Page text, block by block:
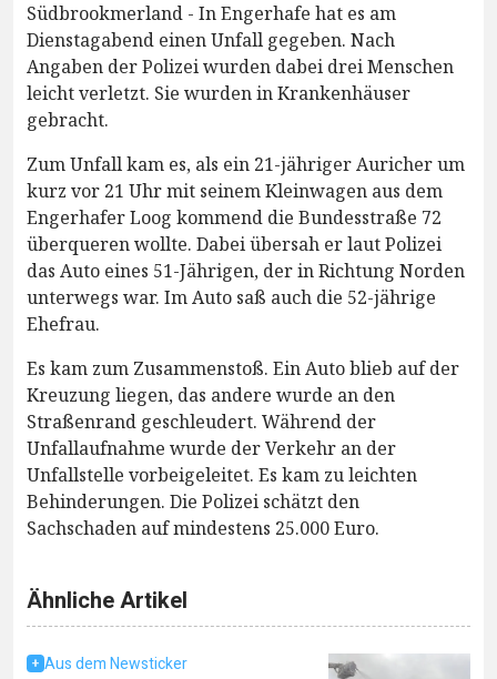
Südbrookmerland - In Engerhafe hat es am
Dienstagabend einen Unfall gegeben. Nach
Angaben der Polizei wurden dabei drei Menschen
leicht verletzt. Sie wurden in Krankenhäuser
gebracht.
Zum Unfall kam es, als ein 21-jähriger Auricher um
kurz vor 21 Uhr mit seinem Kleinwagen aus dem
Engerhafer Loog kommend die Bundesstraße 72
überqueren wollte. Dabei übersah er laut Polizei
das Auto eines 51-Jährigen, der in Richtung Norden
unterwegs war. Im Auto saß auch die 52-jährige
Ehefrau.
Es kam zum Zusammenstoß. Ein Auto blieb auf der
Kreuzung liegen, das andere wurde an den
Straßenrand geschleudert. Während der
Unfallaufnahme wurde der Verkehr an der
Unfallstelle vorbeigeleitet. Es kam zu leichten
Behinderungen. Die Polizei schätzt den
Sachschaden auf mindestens 25.000 Euro.
Ähnliche Artikel
Aus dem Newsticker